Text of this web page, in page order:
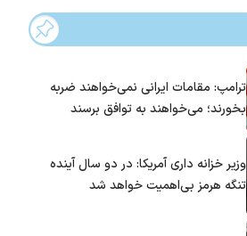
ترامپ: مقامات ایرانی نمی‌خواهند ضربه
بخورند؛ می‌خواهند به توافق برسند
وزیر خزانه داری آمریکا: در دو سال آینده
تنگه هرمز بی‌اهمیت خواهد شد